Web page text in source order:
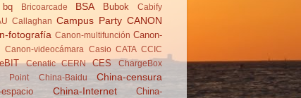
bq Brico­arcade BSA Bubok
Cabify
Callaghan Campus Party CANON
fotografía Canon-multifunción Canon-
Canon-videocámara Casio CATA CCIC
Cenatic CERN CES
ChargeBox
Point
China-Baidu China-censura
China-Internet
China-